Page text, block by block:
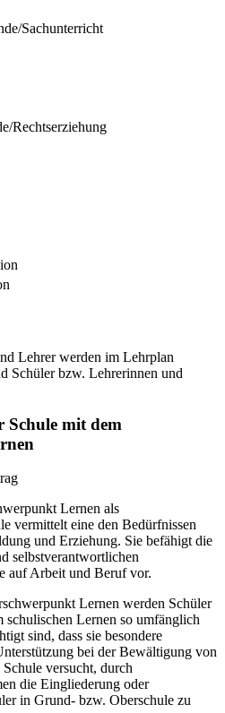
Sachunterricht
Rechtserziehung
Lehrer werden im Lehrplan
Schüler bzw. Lehrerinnen und
Schule mit dem
Lernen als
vermittelt eine den Bedürfnissen
und Erziehung. Sie befähigt die
selbstverantwortlichen
auf Arbeit und Beruf vor.
Lernen werden Schüler
schulischen Lernen so umfänglich
sind, dass sie besondere
bei der Bewältigung von
versucht, durch
die Eingliederung oder
in Grund- bzw. Oberschule zu